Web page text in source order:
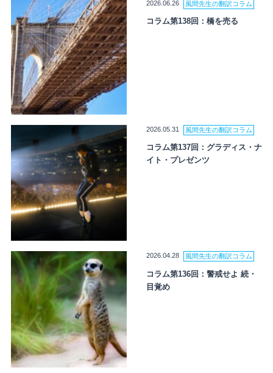
2026.06.26 風間先生の翻訳コラム
コラム第138回：橋を売る
2026.05.31 風間先生の翻訳コラム
コラム第137回：グラディス・ナ
イト・プレゼンツ
2026.04.28 風間先生の翻訳コラム
コラム第136回：警戒せよ 続・
目覚め